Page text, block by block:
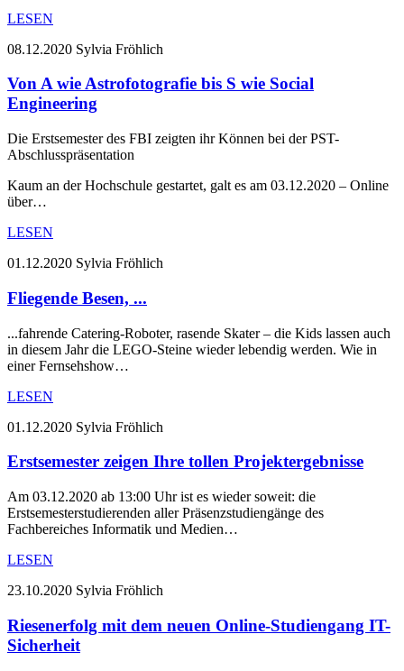
LESEN
08.12.2020 Sylvia Fröhlich
Von A wie Astrofotografie bis S wie Social
Engineering
Die Erstsemester des FBI zeigten ihr Können bei der PST-
Abschlusspräsentation
Kaum an der Hochschule gestartet, galt es am 03.12.2020 – Online
über…
LESEN
01.12.2020 Sylvia Fröhlich
Fliegende Besen, ...
...fahrende Catering-Roboter, rasende Skater – die Kids lassen auch
in diesem Jahr die LEGO-Steine wieder lebendig werden. Wie in
einer Fernsehshow…
LESEN
01.12.2020 Sylvia Fröhlich
Erstsemester zeigen Ihre tollen Projektergebnisse
Am 03.12.2020 ab 13:00 Uhr ist es wieder soweit: die
Erstsemesterstudierenden aller Präsenzstudiengänge des
Fachbereiches Informatik und Medien…
LESEN
23.10.2020 Sylvia Fröhlich
Riesenerfolg mit dem neuen Online-Studiengang IT-
Sicherheit